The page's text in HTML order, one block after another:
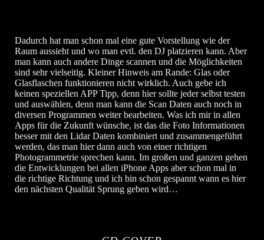
Dadurch hat man schon mal eine gute Vorstellung wie der
Raum aussieht und wo man evtl. den DJ platzieren kann. Aber
man kann auch andere Dinge scannen und die Möglichkeiten
sind sehr vielseitig. Kleiner Hinweis am Rande: Glas oder
Glasflaschen funktionieren nicht wirklich. Auch gebe ich
keinen speziellen APP Tipp, denn hier sollte jeder selbst testen
und auswählen, denn man kann die Scan Daten auch noch in
diversen Programmen weiter bearbeiten. Was ich mir in allen
Apps für die Zukunft wünsche, ist das die Foto Informationen
besser mit den Lidar Daten kombiniert und zusammengeführt
werden, das man hier dann auch von einer richtigen
Photogrammetrie sprechen kann. Im großen und ganzen gehen
die Entwicklungen bei allen iPhone Apps aber schon mal in
die richtige Richtung und ich bin schon gespannt wann es hier
den nächsten Qualität Sprung geben wird…